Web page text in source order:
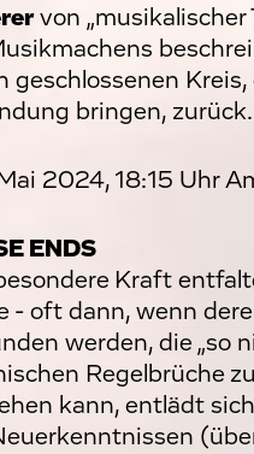
von „musikalischer
geschlossenen
bringen, zurück.
2024, 18:15 Uhr
ENDS
Kraft
- oft dann, wenn
werden, die „so
Regelbrüche
kann, entlädt